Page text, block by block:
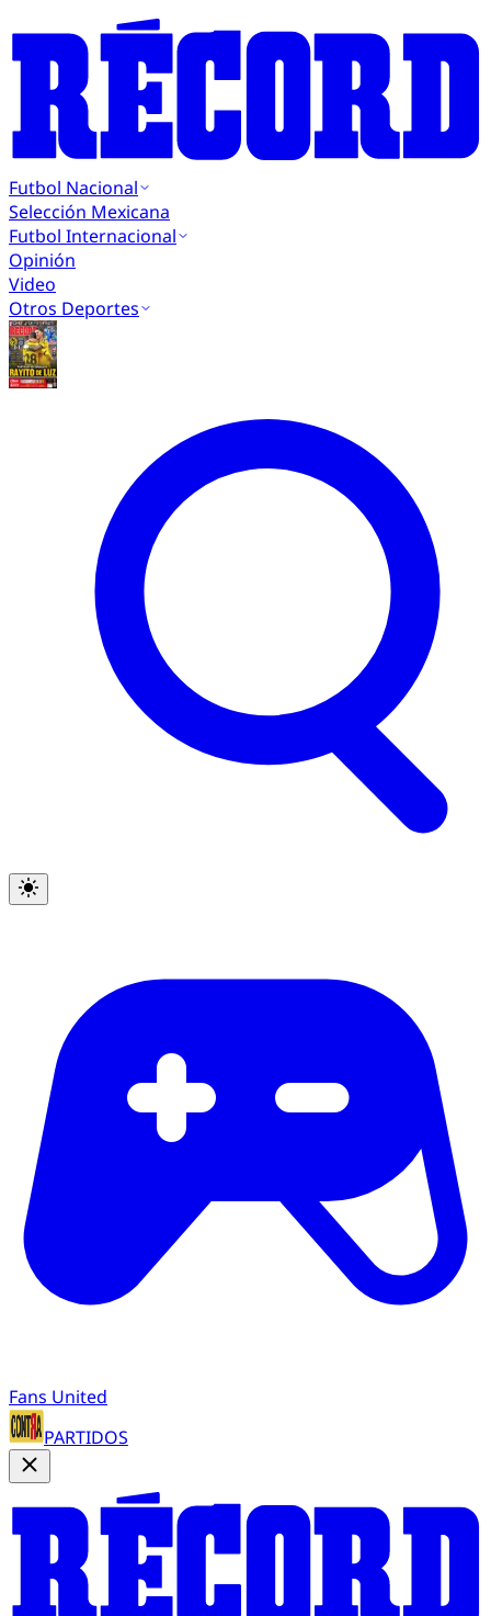
Futbol Nacional
Selección Mexicana
Futbol Internacional
Opinión
Video
Otros Deportes
Fans United
PARTIDOS